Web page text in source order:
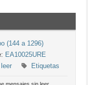
(144 a 1296)
EA10025URE
Etiquetas